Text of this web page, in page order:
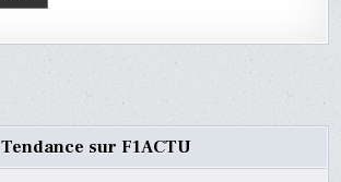
Tendance sur F1ACTU